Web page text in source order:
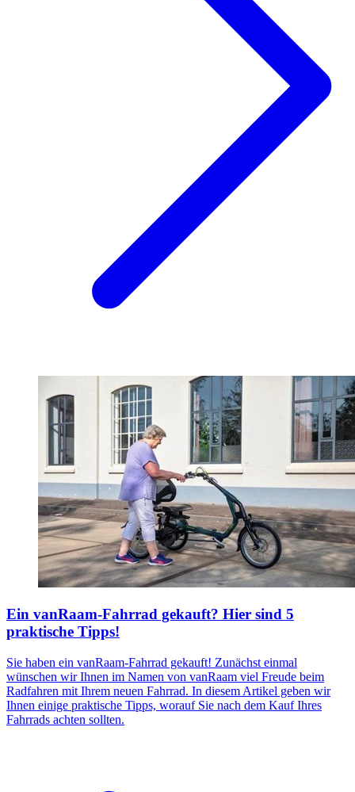
Ein vanRaam-Fahrrad gekauft? Hier sind 5
praktische Tipps!
Sie haben ein vanRaam-Fahrrad gekauft! Zunächst einmal
wünschen wir Ihnen im Namen von vanRaam viel Freude beim
Radfahren mit Ihrem neuen Fahrrad. In diesem Artikel geben wir
Ihnen einige praktische Tipps, worauf Sie nach dem Kauf Ihres
Fahrrads achten sollten.